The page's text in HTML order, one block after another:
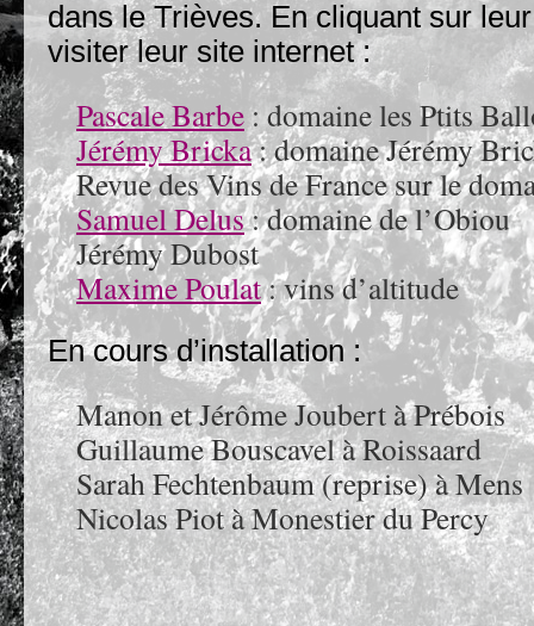
dans le Trièves. En cliquant sur
visiter leur site internet :
Pascale Barbe: domaine les Ptits
Jérémy Bricka: domaine Jérémy
Revue des Vins de France sur le
Samuel Delus: domaine de l’Obiou
Jérémy Dubost
Maxime Poulat: vins d’altitude
En cours d’installation :
Manon et Jérôme Joubert à Prébois
Guillaume Bouscavel à Roissaard
Sarah Fechtenbaum (reprise) à Mens
Nicolas Piot à Monestier du Percy